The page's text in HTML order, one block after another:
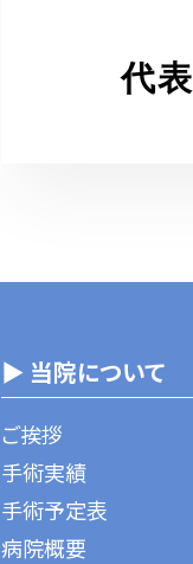
代表
▶ 当院について
ご挨拶
手術実績
手術予定表
病院概要